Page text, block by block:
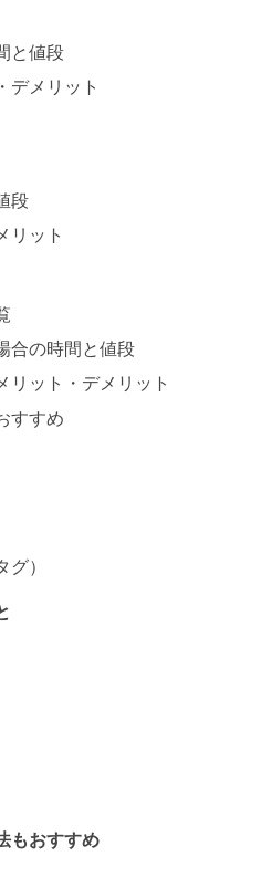
と値段
デメリット
段
リット
合の時間と値段
リット・デメリット
すすめ
）
もおすすめ